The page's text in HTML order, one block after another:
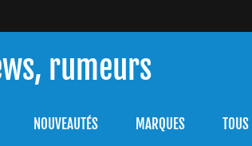
rumeurs
NOUVEAUTÉS MARQUES